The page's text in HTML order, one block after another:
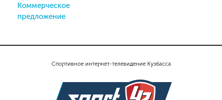
Спортивное интернет-телевидение Кузбасса
Коммерческое
предложение